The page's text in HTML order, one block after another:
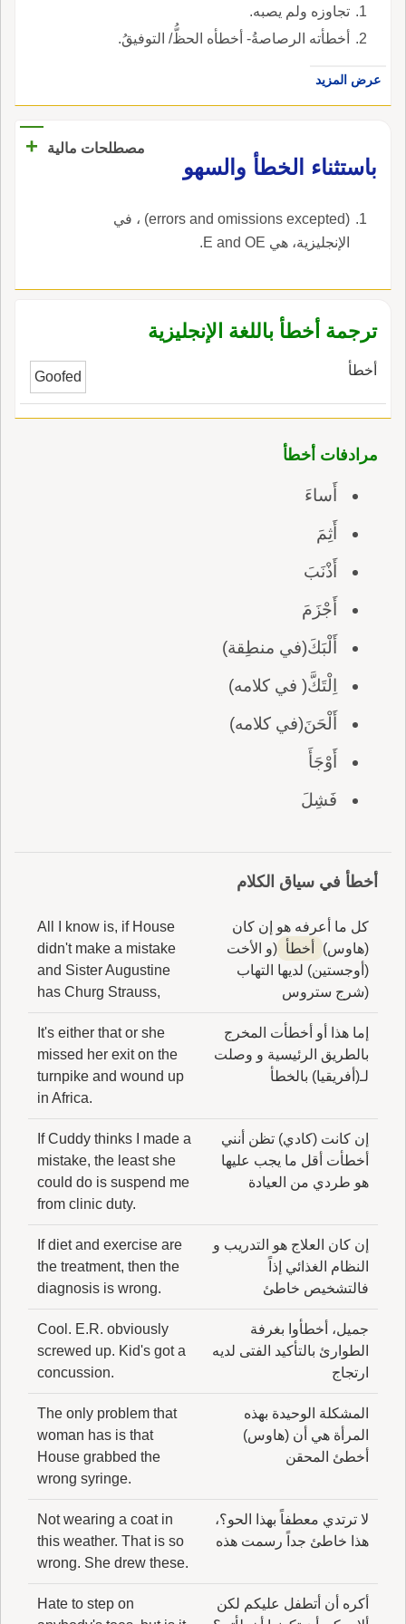
تجاوزه ولم يصبه.
أخطأته الرصاصةُ- أخطأه الحظُّ/ التوفيقُ.
عرض المزيد
مصطلحات مالية
+
باستثناء الخطأ والسهو
(errors and omissions excepted) ، في
الإنجليزية، هي E and OE.
ترجمة أخطأ باللغة الإنجليزية
أخطأ Goofed
مرادفات أخطأ
أَساءَ
أَثِمَ
أَذْنَبَ
أَجْزَمَ
أَلْبَكَ(في منطِقة)
اِلْتَكَّ( في كلامه)
أَلْحَنَ(في كلامه)
أَوْجَأَ
فَشِلَ
أخطأ في سياق الكلام
كل ما أعرفه هو إن كان
(هاوس)
أخطأ (و الأخت
(أوجستين) لديها التهاب
(شرج ستروس
All I know is, if House
didn't make a mistake
and Sister Augustine
has Churg Strauss,
إما هذا أو أخطأت المخرج
بالطريق الرئيسية و وصلت
لـ(أفريقيا) بالخطأ
It's either that or she
missed her exit on the
turnpike and wound up
in Africa.
إن كانت (كادي) تظن أنني
أخطأت أقل ما يجب عليها
هو طردي من العيادة
If Cuddy thinks I made a
mistake, the least she
could do is suspend me
from clinic duty.
إن كان العلاج هو التدريب و
النظام الغذائي إذاً
فالتشخيص خاطئ
If diet and exercise are
the treatment, then the
diagnosis is wrong.
جميل، أخطأوا بغرفة
الطوارئ بالتأكيد الفتى لديه
ارتجاج
Cool. E.R. obviously
screwed up. Kid's got a
concussion.
المشكلة الوحيدة بهذه
المرأة هي أن (هاوس)
أخطئ المحقن
The only problem that
woman has is that
House grabbed the
wrong syringe.
لا ترتدي معطفاً بهذا الحو؟،
هذا خاطئ جداً رسمت هذه
Not wearing a coat in
this weather. That is so
wrong. She drew these.
أكره أن أتطفل عليكم لكن
Hate to step on